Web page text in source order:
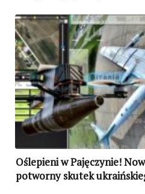
Oślepieni w Pajęczynie!
potworny skutek